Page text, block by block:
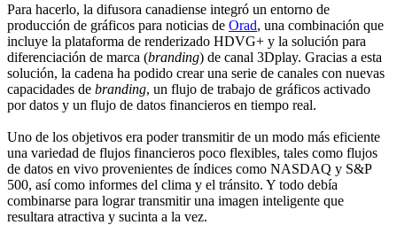
Para hacerlo, la difusora canadiense integró un entorno de
producción de gráficos para noticias de Orad, una combinación que
incluye la plataforma de renderizado HDVG+ y la solución para
diferenciación de marca (branding) de canal 3Dplay. Gracias a esta
solución, la cadena ha podido crear una serie de canales con nuevas
capacidades de branding, un flujo de trabajo de gráficos activado
por datos y un flujo de datos financieros en tiempo real.
Uno de los objetivos era poder transmitir de un modo más eficiente
una variedad de flujos financieros poco flexibles, tales como flujos
de datos en vivo provenientes de índices como NASDAQ y S&P
500, así como informes del clima y el tránsito. Y todo debía
combinarse para lograr transmitir una imagen inteligente que
resultara atractiva y sucinta a la vez.